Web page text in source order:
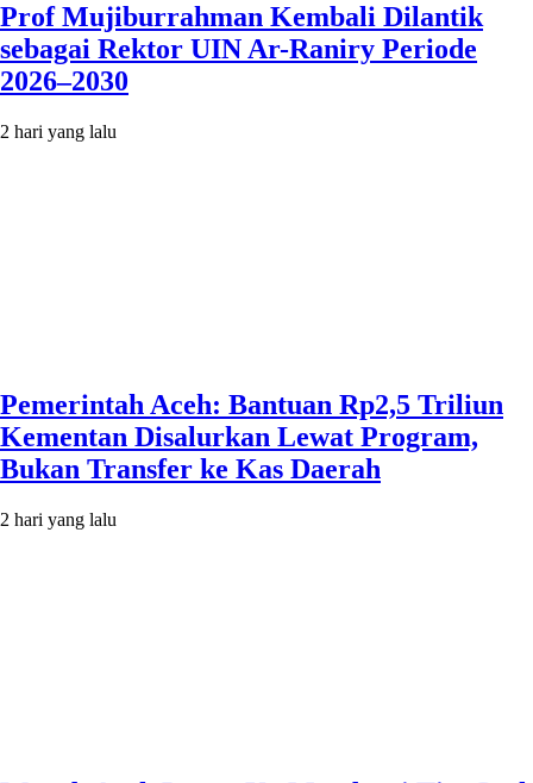
Prof Mujiburrahman Kembali Dilantik
sebagai Rektor UIN Ar-Raniry Periode
2026–2030
2 hari yang lalu
Pemerintah Aceh: Bantuan Rp2,5 Triliun
Kementan Disalurkan Lewat Program,
Bukan Transfer ke Kas Daerah
2 hari yang lalu